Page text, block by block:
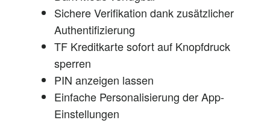
Sichere Verifikation dank zusätzlicher
Authentifizierung
TF Kreditkarte sofort auf Knopfdruck
sperren
PIN anzeigen lassen
Einfache Personalisierung der App-
Einstellungen